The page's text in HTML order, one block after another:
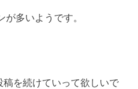
多いようです。
を続けていって欲しいで